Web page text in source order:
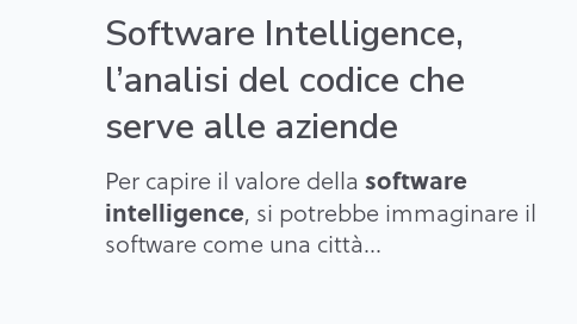
Software Intelligence,
l’analisi del codice che
serve alle aziende
Per capire il valore della software
intelligence, si potrebbe immaginare il
software come una città...